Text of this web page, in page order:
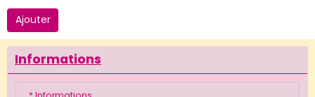
Ajouter
Informations